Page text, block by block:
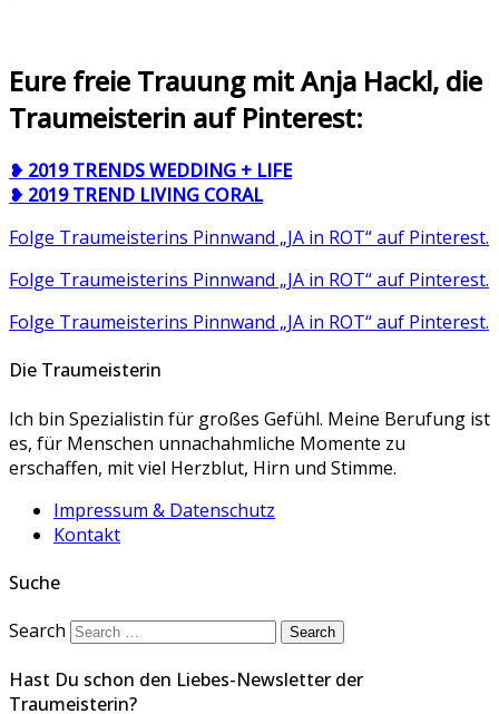
Eure freie Trauung mit Anja Hackl, die
Traumeisterin auf Pinterest:
❥ 2019 TRENDS WEDDING + LIFE
❥ 2019 TREND LIVING CORAL
Folge Traumeisterins Pinnwand „JA in ROT“ auf Pinterest.
Folge Traumeisterins Pinnwand „JA in ROT“ auf Pinterest.
Folge Traumeisterins Pinnwand „JA in ROT“ auf Pinterest.
Die Traumeisterin
Ich bin Spezialistin für großes Gefühl. Meine Berufung ist
es, für Menschen unnachahmliche Momente zu
erschaffen, mit viel Herzblut, Hirn und Stimme.
Impressum & Datenschutz
Kontakt
Suche
Search
Hast Du schon den Liebes-Newsletter der
Traumeisterin?